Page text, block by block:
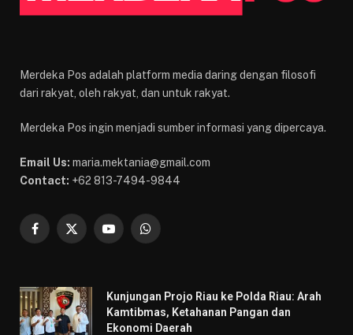
Merdeka Pos adalah platform media daring dengan filosofi
dari rakyat, oleh rakyat, dan untuk rakyat.
Merdeka Pos ingin menjadi sumber informasi yang dipercaya.
Email Us: maria.mektania@gmail.com
Contact: +62 813-7494-9844
Facebook
X
YouTubeWhatsApp
Kunjungan Projo Riau ke Polda Riau: Arah
Kamtibmas, Ketahanan Pangan dan
Ekonomi Daerah